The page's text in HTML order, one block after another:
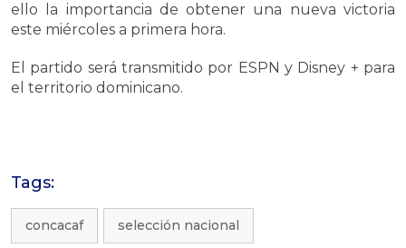
ello la importancia de obtener una nueva victoria
este miércoles a primera hora.
El partido será transmitido por ESPN y Disney + para
el territorio dominicano.
Tags:
concacaf selección nacional